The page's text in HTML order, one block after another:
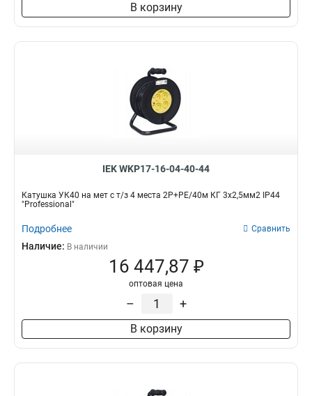
В корзину
IEK WKP17-16-04-40-44
Катушка УК40 на мет с т/з 4 места 2Р+PЕ/40м КГ 3х2,5мм2 IP44
"Professional"
Подробнее Сравнить
Наличие: В наличии
16 447,87 ₽
оптовая цена
– +
В корзину